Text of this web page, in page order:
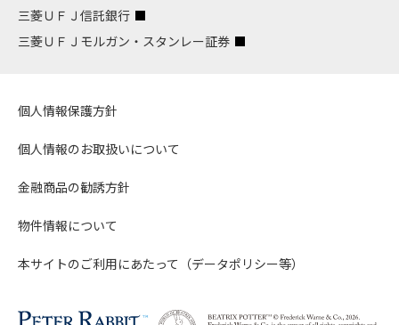
三菱ＵＦＪ信託銀行
三菱ＵＦＪモルガン・スタンレー証券
個人情報保護方針
個人情報のお取扱いについて
金融商品の勧誘方針
物件情報について
本サイトのご利用にあたって（データポリシー等）